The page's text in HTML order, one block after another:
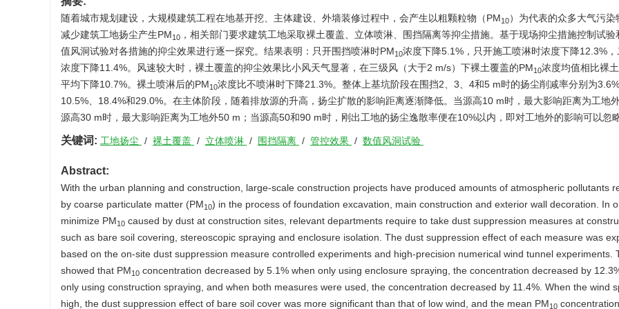
随着城市规划建设，大规模建筑工程在地基开挖、主体建设、外墙装修过程中，会产生以粗颗粒物（PM10）为代表的众多大气污染
减少建筑工地扬尘产生PM10 ，相关部门要求建筑工地采取裸土覆盖、立体喷淋、围挡隔离等抑尘措施。基于现场抑尘措施控制试验
值风洞试验对各措施的抑尘效果进行逐一探究。结果表明：只开围挡喷淋时PM10浓度下降5.1%，只开施工喷淋时浓度下降12.3%
浓度下降11.4%。风速较大时，裸土覆盖的抑尘效果比小风天气显著，在三级风（大于2 m/s）下裸土覆盖的PM10浓度均值相比裸
平均下降10.7%。裸土喷淋后的PM10浓度比不喷淋时下降21.3%。整体上基坑阶段在围挡2、3、4和5 m时的扬尘削减率分别为
10.5%、18.4%和29.0%。在主体阶段，随着排放源的升高，扬尘扩散的影响距离逐渐降低。当源高10 m时，最大影响距离为工地
源高30 m时，最大影响距离为工地外50 m；当源高50和90 m时，刚出工地的扬尘逸散率便在10%以内，即对工地外的影响可以忽
关键词: 工地扬尘 / 裸土覆盖 / 立体喷淋 / 围挡隔离 / 管控效果 / 数值风洞试验
Abstract:
With the urban planning and construction, large-scale construction projects have produced amounts of atmospheric pollutants
by coarse particulate matter (PM10) in the process of foundation excavation, main construction and exterior wall decoration. In
minimize PM10 caused by dust at construction sites, relevant departments require to take dust suppression measures at
such as bare soil covering, stereoscopic spraying and enclosure isolation. The dust suppression effect of each measure was
based on the on-site dust suppression measure controlled experiments and high-precision numerical wind tunnel experiments.
showed that PM10 concentration decreased by 5.1% when only using enclosure spraying, the concentration decreased by
only using construction spraying, and when both measures were used, the concentration decreased by 11.4%. When the wind
high, the dust suppression effect of bare soil cover was more significant than that of low wind, and the mean PM10